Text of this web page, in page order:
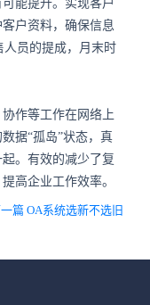
能提升。实现客户
户资料，确保信息
人员的提成，月末时
作等工作在网络上
据“孤岛”状态，真
。有效的减少了复
高企业工作效率。
篇 OA系统选新不选旧